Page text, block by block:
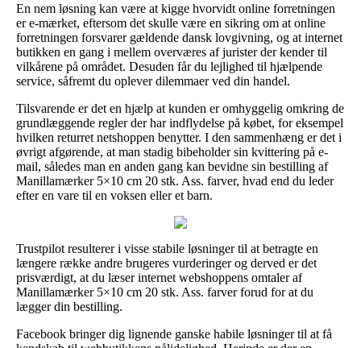
En nem løsning kan være at kigge hvorvidt online forretningen
er e-mærket, eftersom det skulle være en sikring om at online
forretningen forsvarer gældende dansk lovgivning, og at internet
butikken en gang i mellem overværes af jurister der kender til
vilkårene på området. Desuden får du lejlighed til hjælpende
service, såfremt du oplever dilemmaer ved din handel.
Tilsvarende er det en hjælp at kunden er omhyggelig omkring de
grundlæggende regler der har indflydelse på købet, for eksempel
hvilken returret netshoppen benytter. I den sammenhæng er det i
øvrigt afgørende, at man stadig bibeholder sin kvittering på e-
mail, således man en anden gang kan bevidne sin bestilling af
Manillamærker 5×10 cm 20 stk. Ass. farver, hvad end du leder
efter en vare til en voksen eller et barn.
Trustpilot resulterer i visse stabile løsninger til at betragte en
længere række andre brugeres vurderinger og derved er det
prisværdigt, at du læser internet webshoppens omtaler af
Manillamærker 5×10 cm 20 stk. Ass. farver forud for at du
lægger din bestilling.
Facebook bringer dig lignende ganske habile løsninger til at få